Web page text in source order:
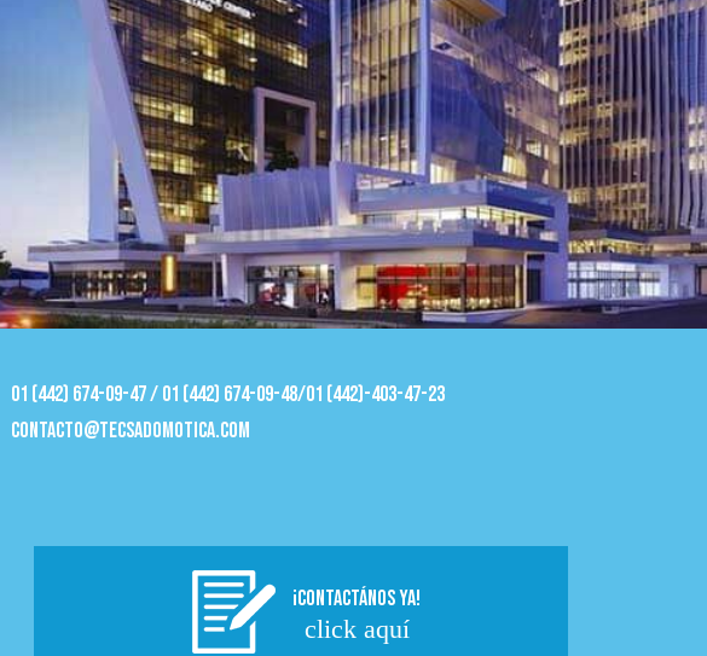
01 (442) 674-09-47 / 01 (442) 674-09-48/01 (442)-403-47-23
contacto@tecsadomotica.com
¡CONTACTÁNOS YA!
click aquí